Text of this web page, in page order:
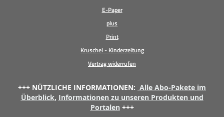
E-Paper
plus
Print
Kruschel - Kinderzeitung
Vertrag widerrufen
+++ NÜTZLICHE INFORMATIONEN: Alle Abo-Pakete im
Überblick, Informationen zu unseren Produkten und
Portalen +++